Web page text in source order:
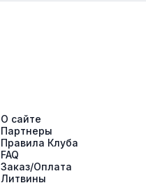
О сайте
Партнеры
Правила Клуба
FAQ
Заказ/Оплата
Литвины